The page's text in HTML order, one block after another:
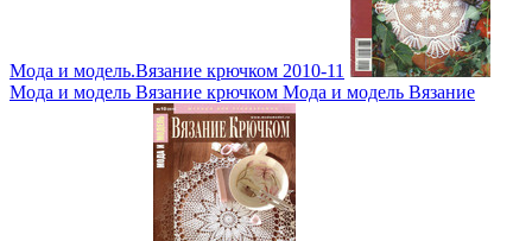
Мода и модель.Вязание крючком 2010-11
Мода и модель Вязание крючком Мода и модель Вязание